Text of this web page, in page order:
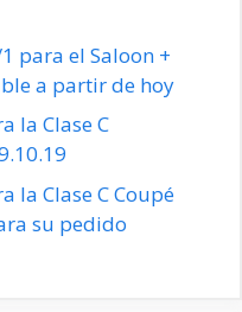
para el Saloon +
a partir de hoy
la Clase C
la Clase C Coupé
su pedido